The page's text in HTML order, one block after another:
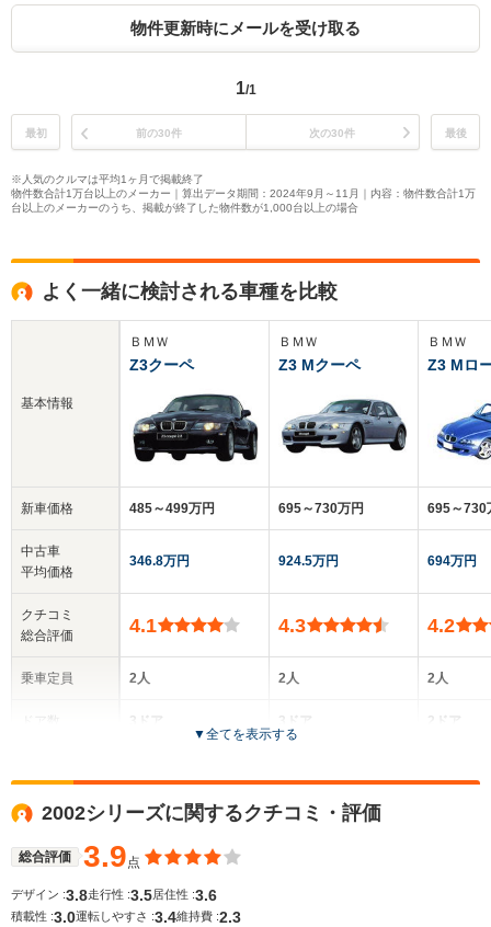
物件更新時にメールを受け取る
1/1
最初 前の30件 次の30件 最後
※人気のクルマは平均1ヶ月で掲載終了
物件数合計1万台以上のメーカー｜算出データ期間：2024年9月～11月｜内容：物件数合計1万
台以上のメーカーのうち、掲載が終了した物件数が1,000台以上の場合
よく一緒に検討される車種を比較
基本情報
新車価格
中古車
平均価格
クチコミ
総合評価
乗車定員
サイズ
(全長x全幅x全高)
ＢＭＷ
Z3クーペ
485～499万円
346.8万円
4.1
2人
3ドア
全高
1.74m
4.04m
ＢＭＷ
Z3 Mクーペ
695～730万円
924.5万円
4.3
2人
3ドア
全高
ＢＭＷ
Z3 Mロ
695～730
694万円
4.2
2人
2ドア
全
▼全てを表示する
2002シリーズに関するクチコミ・評価
総合評価 3.9点
デザイン :3.8走行性 :3.5 居住性 :3.6
積載性 :3.0運転しやすさ :3.4維持費 :2.3